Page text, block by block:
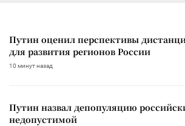
Путин оценил перспективы
для развития регионов России
10 минут назад
Путин назвал депопуляцию
недопустимой